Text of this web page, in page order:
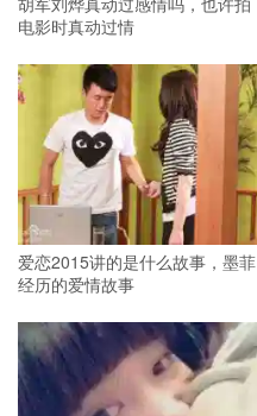
电影时真动过情
爱恋2015讲的是什么故事，墨菲
经历的爱情故事